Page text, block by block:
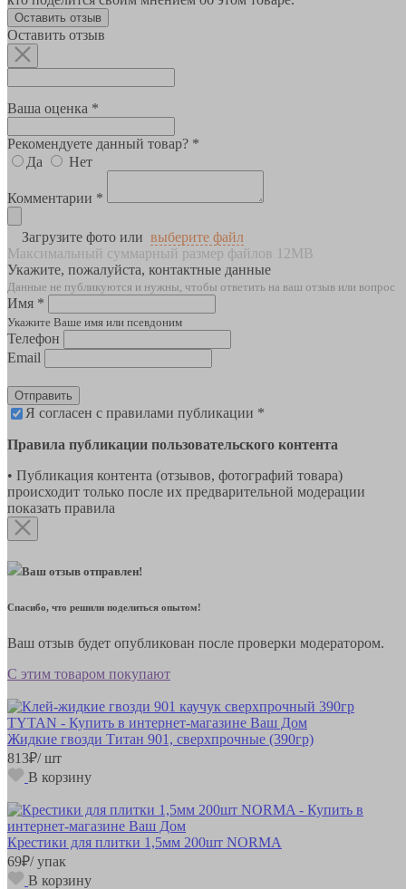
Оставить отзыв
Оставить отзыв
Ваша оценка *
Рекомендуете данный товар? *
Да
Нет
Комментарии *
Загрузите фото или выберите файл
Максимальный суммарный размер файлов 12MB
Укажите, пожалуйста, контактные данные
Данные не публикуются и нужны, чтобы ответить на ваш отзыв или вопрос
Имя *
Укажите Ваше имя или псевдоним
Телефон
Email
Отправить
Я согласен с правилами публикации *
Правила публикации пользовательского контента
• Публикация контента (отзывов, фотографий товара)
происходит только после их предварительной модерации
показать правила
Ваш отзыв отправлен!
Спасибо, что решили поделиться опытом!
Ваш отзыв будет опубликован после проверки модератором.
С этим товаром покупают
Жидкие гвозди Титан 901, сверхпрочные (390гр)
813₽/ шт
В корзину
Крестики для плитки 1,5мм 200шт NORMA
69₽/ упак
В корзину